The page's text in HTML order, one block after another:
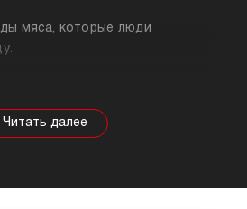
мяса, которые люди
Важно понимать, что в
свойства продукта
а мясо перепела отлично